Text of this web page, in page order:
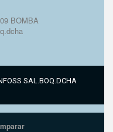
SAL.BOQ.DCHA